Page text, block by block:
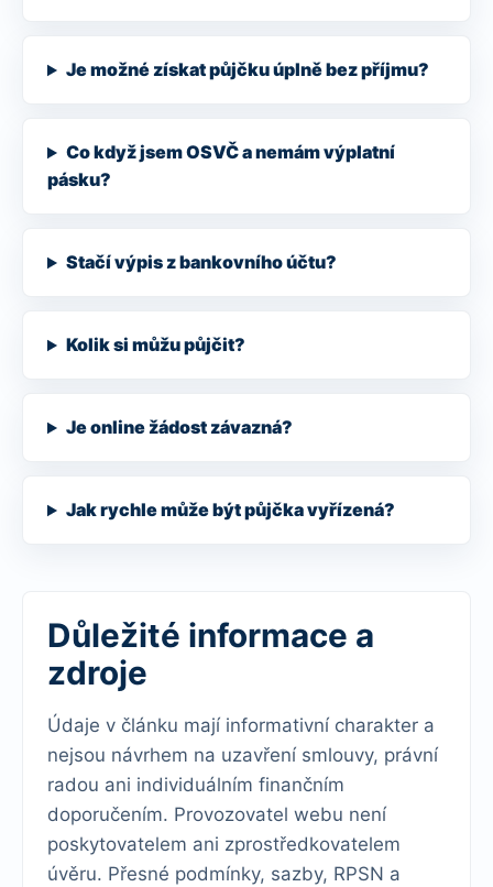
Je možné získat půjčku úplně bez příjmu?
Co když jsem OSVČ a nemám výplatní
pásku?
Stačí výpis z bankovního účtu?
Kolik si můžu půjčit?
Je online žádost závazná?
Jak rychle může být půjčka vyřízená?
Důležité informace a
zdroje
Údaje v článku mají informativní charakter a
nejsou návrhem na uzavření smlouvy, právní
radou ani individuálním finančním
doporučením. Provozovatel webu není
poskytovatelem ani zprostředkovatelem
úvěru. Přesné podmínky, sazby, RPSN a